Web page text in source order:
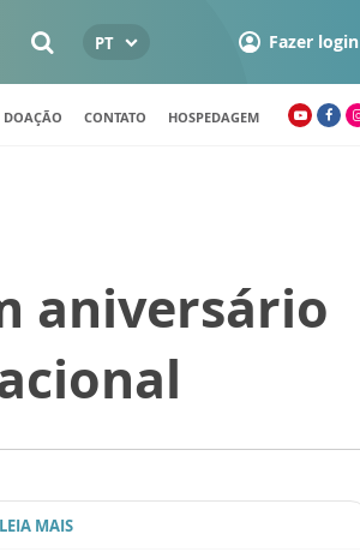
PT Fazer login
DOAÇÃO CONTATO HOSPEDAGEM
aniversário
LEIA MAIS